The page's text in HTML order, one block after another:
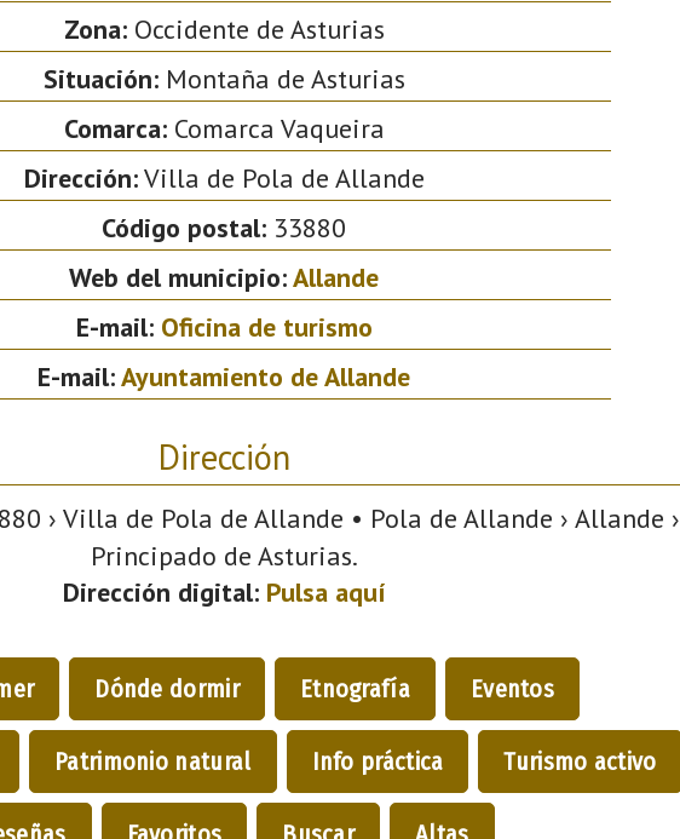
Zona:Occidente de Asturias
Situación:Montaña de Asturias
Comarca:Comarca Vaqueira
Dirección:Villa de Pola de Allande
Código postal: 33880
Web del municipio:Allande
E-mail: Oficina de turismo
E-mail:Ayuntamiento de Allande
Dirección
› Villa de Pola de Allande • Pola de Allande › Allande ›
Principado de Asturias.
Dirección digital: Pulsa aquí
Dónde dormir Etnografía Eventos
Patrimonio natural Info práctica Turismo activo